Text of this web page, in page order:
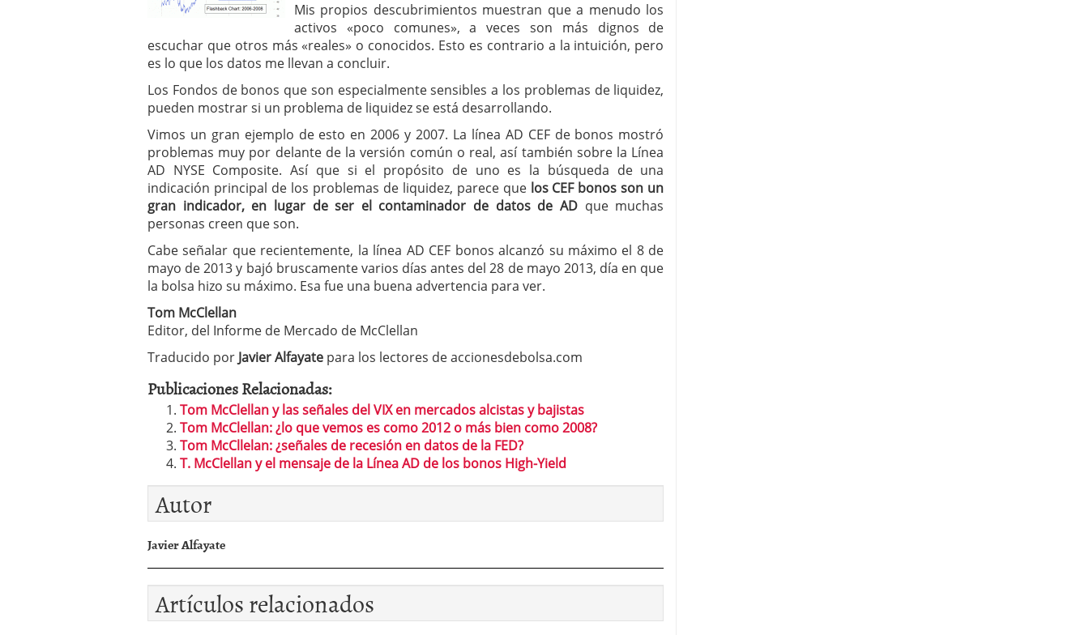
Mis propios descubrimientos muestran que a menudo los
activos «poco comunes», a veces son más dignos de
escuchar que otros más «reales» o conocidos. Esto es contrario a la intuición, pero
es lo que los datos me llevan a concluir.
Los Fondos de bonos que son especialmente sensibles a los problemas de liquidez,
pueden mostrar si un problema de liquidez se está desarrollando.
Vimos un gran ejemplo de esto en 2006 y 2007. La línea AD CEF de bonos mostró
problemas muy por delante de la versión común o real, así también sobre la Línea
AD NYSE Composite. Así que si el propósito de uno es la búsqueda de una
indicación principal de los problemas de liquidez, parece que los CEF bonos son un
gran indicador, en lugar de ser el contaminador de datos de AD que muchas
personas creen que son.
Cabe señalar que recientemente, la línea AD CEF bonos alcanzó su máximo el 8 de
mayo de 2013 y bajó bruscamente varios días antes del 28 de mayo 2013, día en que
la bolsa hizo su máximo. Esa fue una buena advertencia para ver.
Tom McClellan
Editor, del Informe de Mercado de McClellan
Traducido por Javier Alfayate para los lectores de accionesdebolsa.com
Publicaciones Relacionadas:
Tom McClellan y las señales del VIX en mercados alcistas y bajistas
Tom McClellan: ¿lo que vemos es como 2012 o más bien como 2008?
Tom McCllelan: ¿señales de recesión en datos de la FED?
T. McClellan y el mensaje de la Línea AD de los bonos High-Yield
Autor
Javier Alfayate
Artículos relacionados